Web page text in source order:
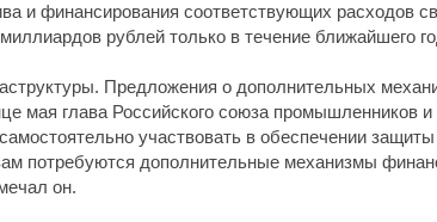
и финансирования соответствующих расходов
рублей только в течение ближайшего
Предложения о дополнительных
мая глава Российского союза промышленников
участвовать в обеспечении защиты
потребуются дополнительные механизмы
он.